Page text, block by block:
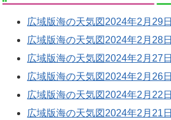
広域版海の天気図2024年2月29日
広域版海の天気図2024年2月28日
広域版海の天気図2024年2月27日
広域版海の天気図2024年2月26日
広域版海の天気図2024年2月22日
広域版海の天気図2024年2月21日